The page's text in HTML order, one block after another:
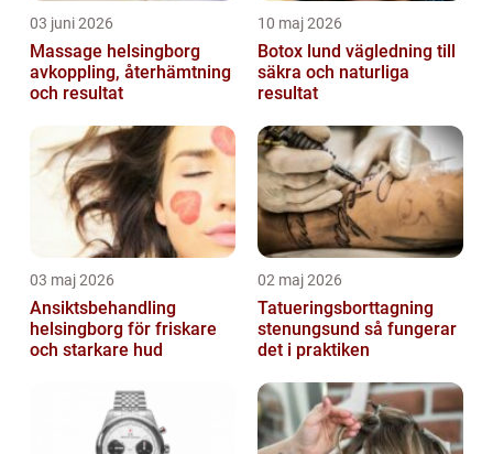
03 juni 2026
Massage helsingborg
avkoppling, återhämtning
och resultat
10 maj 2026
Botox lund vägledning till
säkra och naturliga
resultat
03 maj 2026
Ansiktsbehandling
helsingborg för friskare
och starkare hud
02 maj 2026
Tatueringsborttagning
stenungsund så fungerar
det i praktiken